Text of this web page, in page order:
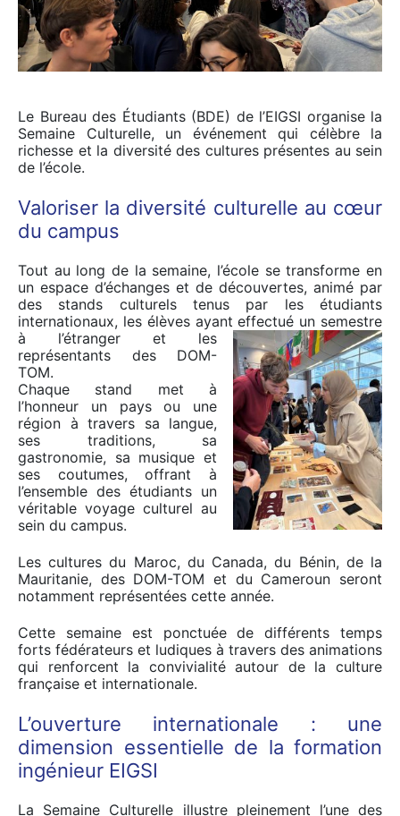
Le Bureau des Étudiants (BDE) de l’EIGSI organise la
Semaine Culturelle, un événement qui célèbre la
richesse et la diversité des cultures présentes au sein
de l’école.
Valoriser la diversité culturelle au cœur
du campus
Tout au long de la semaine, l’école se transforme en
un espace d’échanges et de découvertes, animé par
des stands culturels tenus par les étudiants
internationaux, les élèves ayant effectué un semestre
à l’étranger et les
représentants des DOM-
TOM.
Chaque stand met à
l’honneur un pays ou une
région à travers sa langue,
ses traditions, sa
gastronomie, sa musique et
ses coutumes, offrant à
l’ensemble des étudiants un
véritable voyage culturel au
sein du campus.
Les cultures du Maroc, du Canada, du Bénin, de la
Mauritanie, des DOM-TOM et du Cameroun seront
notamment représentées cette année.
Cette semaine est ponctuée de différents temps
forts fédérateurs et ludiques à travers des animations
qui renforcent la convivialité autour de la culture
française et internationale.
L’ouverture internationale : une
dimension essentielle de la formation
ingénieur EIGSI
La Semaine Culturelle illustre pleinement l’une des